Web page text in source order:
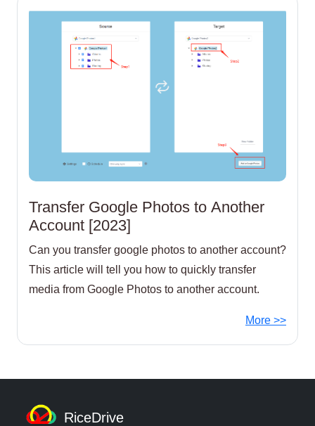
Transfer Google Photos to Another
Account [2023]
Can you transfer google photos to another account?
This article will tell you how to quickly transfer
media from Google Photos to another account.
More >>
RiceDrive